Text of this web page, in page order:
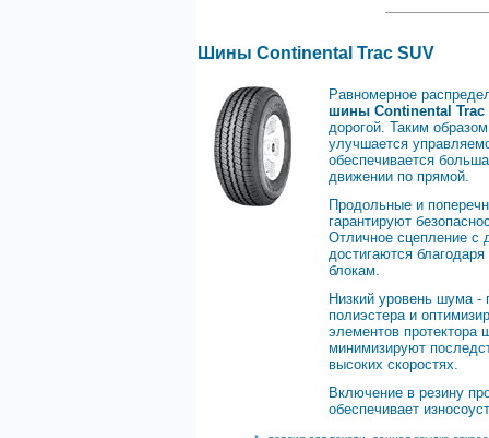
Шины Continental Trac SUV
Равномерное
шины Continental Trac
дорогой. Таким
улучшается
обеспечивается
движении по прямой.
Продольные и
гарантируют
Отличное сцепление с
достигаются
блокам.
Низкий уровень шума -
полиэстера и
элементов
минимизируют
высоких скоростях.
Включение в резину
обеспечивает